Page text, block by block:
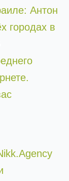
Антон
городах в